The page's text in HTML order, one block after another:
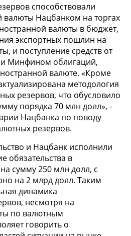
способствовали
валюты Нацбанком на торгах
валюты в бюджет,
экспортных пошлин на
и поступление средств от
Минфином облигаций,
валюте. «Кроме
методология
резервов, что обусловило
порядка 70 млн долл», -
Нацбанка по поводу
резервов.
и Нацбанк исполнили
обязательства в
сумму 250 млн долл, с
на 2 млрд долл. Таким
динамика
несмотря на
по валютным
говорить о